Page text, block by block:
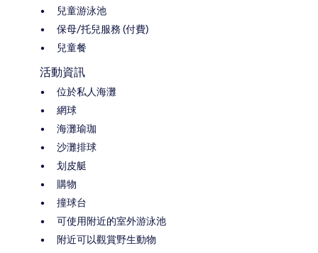
兒童游泳池
保母/托兒服務 (付費)
兒童餐
活動資訊
位於私人海灘
網球
海灘瑜珈
沙灘排球
划皮艇
購物
撞球台
可使用附近的室外游泳池
附近可以觀賞野生動物